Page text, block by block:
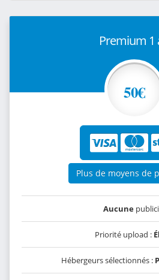
Premium 1
50€
Plus de moyens de
Aucune
Priorité upload :
Hébergeurs sélectionnés :